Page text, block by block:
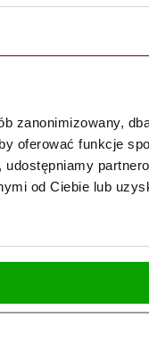
zanonimizowany,
oferować funkcje
od Ciebie lub